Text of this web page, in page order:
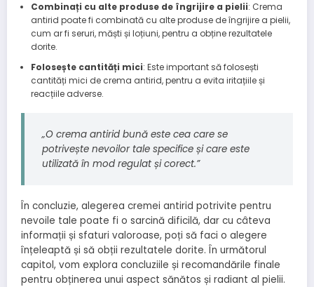
Combinați cu alte produse de îngrijire a pielii: Crema
antirid poate fi combinată cu alte produse de îngrijire a pielii,
cum ar fi seruri, măști și loțiuni, pentru a obține rezultatele
dorite.
Folosește cantități mici: Este important să folosești
cantități mici de crema antirid, pentru a evita iritațiile și
reacțiile adverse.
„O crema antirid bună este cea care se
potrivește nevoilor tale specifice și care este
utilizată în mod regulat și corect.”
În concluzie, alegerea cremei antirid potrivite pentru
nevoile tale poate fi o sarcină dificilă, dar cu câteva
informații și sfaturi valoroase, poți să faci o alegere
înțeleaptă și să obții rezultatele dorite. În următorul
capitol, vom explora concluziile și recomandările finale
pentru obținerea unui aspect sănătos și radiant al pielii.